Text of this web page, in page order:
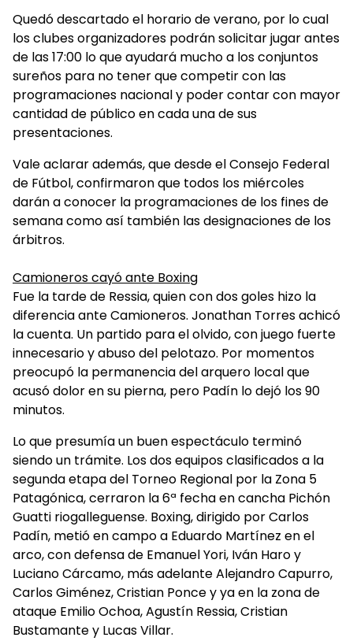
Quedó descartado el horario de verano, por lo cual
los clubes organizadores podrán solicitar jugar antes
de las 17:00 lo que ayudará mucho a los conjuntos
sureños para no tener que competir con las
programaciones nacional y poder contar con mayor
cantidad de público en cada una de sus
presentaciones.
Vale aclarar además, que desde el Consejo Federal
de Fútbol, confirmaron que todos los miércoles
darán a conocer la programaciones de los fines de
semana como así también las designaciones de los
árbitros.
Camioneros cayó ante Boxing
Fue la tarde de Ressia, quien con dos goles hizo la
diferencia ante Camioneros. Jonathan Torres achicó
la cuenta. Un partido para el olvido, con juego fuerte
innecesario y abuso del pelotazo. Por momentos
preocupó la permanencia del arquero local que
acusó dolor en su pierna, pero Padín lo dejó los 90
minutos.
Lo que presumía un buen espectáculo terminó
siendo un trámite. Los dos equipos clasificados a la
segunda etapa del Torneo Regional por la Zona 5
Patagónica, cerraron la 6ª fecha en cancha Pichón
Guatti riogalleguense. Boxing, dirigido por Carlos
Padín, metió en campo a Eduardo Martínez en el
arco, con defensa de Emanuel Yori, Iván Haro y
Luciano Cárcamo, más adelante Alejandro Capurro,
Carlos Giménez, Cristian Ponce y ya en la zona de
ataque Emilio Ochoa, Agustín Ressia, Cristian
Bustamante y Lucas Villar.